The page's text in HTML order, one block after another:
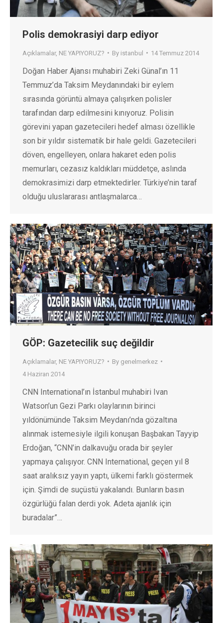
Polis demokrasiyi darp ediyor
Açıklamalar, NE YAPIYORUZ? By istanbul 14 Temmuz 2014
Doğan Haber Ajansı muhabiri Zeki Günal’ın 11
Temmuz’da Taksim Meydanındaki bir eylem
sırasında görüntü almaya çalışırken polisler
tarafından darp edilmesini kınıyoruz. Polisin
görevini yapan gazetecileri hedef alması özellikle
son bir yıldır sistematik bir hale geldi. Gazetecileri
döven, engelleyen, onlara hakaret eden polis
memurları, cezasız kaldıkları müddetçe, aslında
demokrasimizi darp etmektedirler. Türkiye’nin taraf
olduğu uluslararası antlaşmalarca…
GÖP: Gazetecilik suç değildir
Açıklamalar, NE YAPIYORUZ? By genelmerkez
4 Haziran 2014
CNN International’ın İstanbul muhabiri Ivan
Watson’un Gezi Parkı olaylarının birinci
yıldönümünde Taksim Meydanı’nda gözaltına
alınmak istemesiyle ilgili konuşan Başbakan Tayyip
Erdoğan, “CNN’in dalkavuğu orada bir şeyler
yapmaya çalışıyor. CNN International, geçen yıl 8
saat aralıksız yayın yaptı, ülkemi farklı göstermek
için. Şimdi de suçüstü yakalandı. Bunların basın
özgürlüğü falan derdi yok. Adeta ajanlık için
buradalar”…